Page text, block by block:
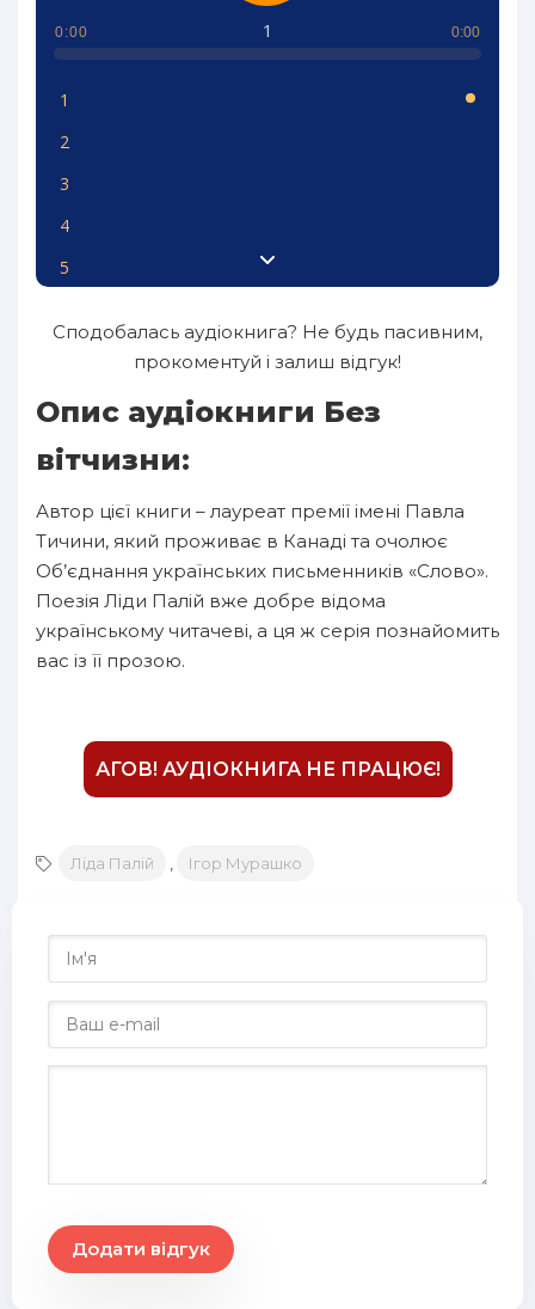
1
0:00 0:00
1
2
3
4
5
10
11
12
13
14
19
21
22
23
24
27
28
29
Сподобалась аудіокнига? Не будь пасивним,
прокоментуй і залиш відгук!
Опис аудіокниги Без
вітчизни:
Автор цієї книги – лауреат премії імені Павла
Тичини, який проживає в Канаді та очолює
Об’єднання українських письменників «Слово».
Поезія Ліди Палій вже добре відома
українському читачеві, а ця ж серія познайомить
вас із її прозою.
АГОВ! АУДІОКНИГА НЕ ПРАЦЮЄ!
Ліда Палій Ігор Мурашко
Додати відгук